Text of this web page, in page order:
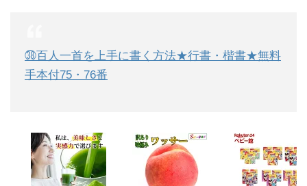
㊳百人一首を上手に書く方法★行書・楷書★無料
手本付75・76番